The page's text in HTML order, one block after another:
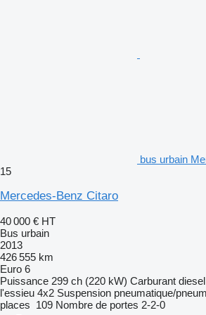
bus urbain
15
Mercedes-Benz Citaro
40 000 € HT
Bus urbain
2013
426 555 km
Euro 6
Puissance 299 ch (220 kW) Carburant diesel
l'essieu 4x2 Suspension pneumatique/
places 109 Nombre de portes 2-2-0